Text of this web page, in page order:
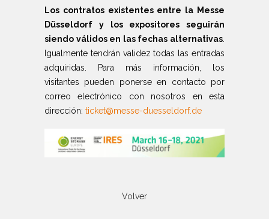
Los contratos existentes entre la Messe
Düsseldorf y los expositores seguirán
siendo válidos en las fechas alternativas
Igualmente tendrán validez todas las entradas
adquiridas. Para más información, los
visitantes pueden ponerse en contacto por
correo electrónico con nosotros en esta
dirección: ticket@messe-duesseldorf.de
Volver